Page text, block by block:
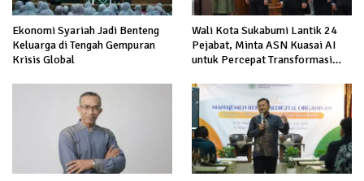
Ekonomi Syariah Jadi Benteng
Keluarga di Tengah Gempuran
Krisis Global
Wali Kota Sukabumi Lantik 24
Pejabat, Minta ASN Kuasai AI
untuk Percepat Transformasi